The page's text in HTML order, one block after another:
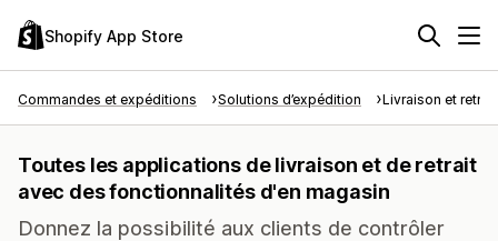
Shopify App Store
Commandes et expéditions Solutions d’expédition Livraison et retrait
Toutes les applications de livraison et de retrait
avec des fonctionnalités d'en magasin
Donnez la possibilité aux clients de contrôler